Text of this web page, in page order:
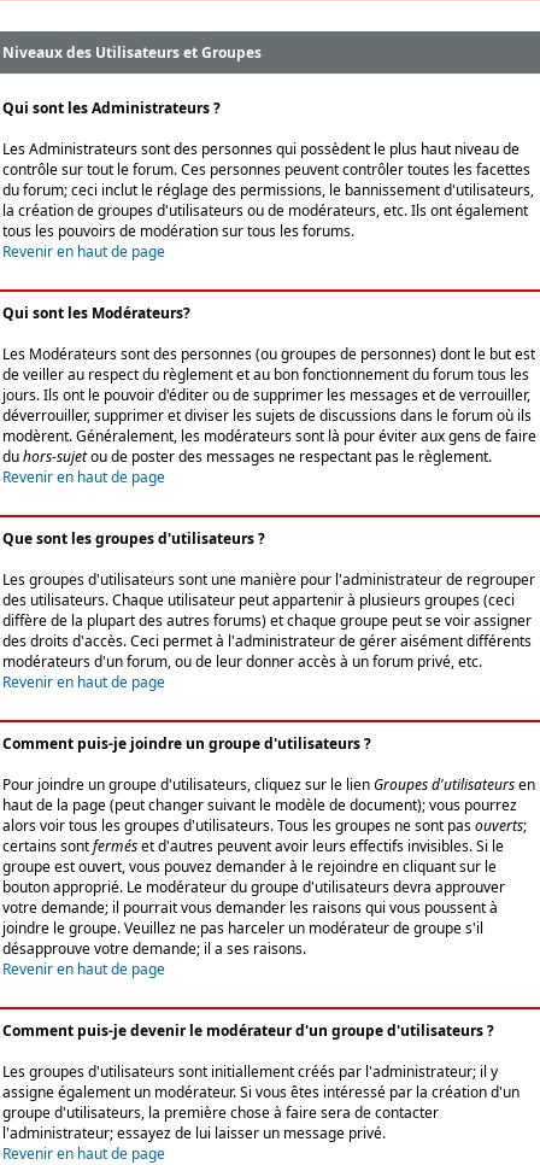
Niveaux des Utilisateurs et Groupes
Qui sont les Administrateurs ?
Les Administrateurs sont des personnes qui possèdent le plus haut niveau de
contrôle sur tout le forum. Ces personnes peuvent contrôler toutes les facettes
du forum; ceci inclut le réglage des permissions, le bannissement d'utilisateurs,
la création de groupes d'utilisateurs ou de modérateurs, etc. Ils ont également
tous les pouvoirs de modération sur tous les forums.
Revenir en haut de page
Qui sont les Modérateurs?
Les Modérateurs sont des personnes (ou groupes de personnes) dont le but est
de veiller au respect du règlement et au bon fonctionnement du forum tous les
jours. Ils ont le pouvoir d'éditer ou de supprimer les messages et de verrouiller,
déverrouiller, supprimer et diviser les sujets de discussions dans le forum où ils
modèrent. Généralement, les modérateurs sont là pour éviter aux gens de faire
duhors-sujetou de poster des messages ne respectant pas le règlement.
Revenir en haut de page
Que sont les groupes d'utilisateurs ?
Les groupes d'utilisateurs sont une manière pour l'administrateur de regrouper
des utilisateurs. Chaque utilisateur peut appartenir à plusieurs groupes (ceci
diffère de la plupart des autres forums) et chaque groupe peut se voir assigner
des droits d'accès. Ceci permet à l'administrateur de gérer aisément différents
modérateurs d'un forum, ou de leur donner accès à un forum privé, etc.
Revenir en haut de page
Comment puis-je joindre un groupe d'utilisateurs ?
Pour joindre un groupe d'utilisateurs, cliquez sur le lienGroupes d'utilisateursen
haut de la page (peut changer suivant le modèle de document); vous pourrez
alors voir tous les groupes d'utilisateurs. Tous les groupes ne sont pasouverts;
certains sontferméset d'autres peuvent avoir leurs effectifs invisibles. Si le
groupe est ouvert, vous pouvez demander à le rejoindre en cliquant sur le
bouton approprié. Le modérateur du groupe d'utilisateurs devra approuver
votre demande; il pourrait vous demander les raisons qui vous poussent à
joindre le groupe. Veuillez ne pas harceler un modérateur de groupe s'il
désapprouve votre demande; il a ses raisons.
Revenir en haut de page
Comment puis-je devenir le modérateur d'un groupe d'utilisateurs ?
Les groupes d'utilisateurs sont initiallement créés par l'administrateur; il y
assigne également un modérateur. Si vous êtes intéressé par la création d'un
groupe d'utilisateurs, la première chose à faire sera de contacter
l'administrateur; essayez de lui laisser un message privé.
Revenir en haut de page